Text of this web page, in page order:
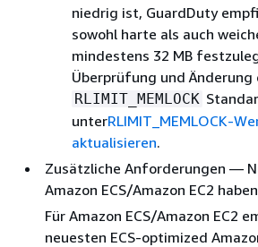
niedrig ist, GuardDuty
sowohl harte als auch
mindestens 32 MB
Überprüfung und Änderung
RLIMIT_MEMLOCK
unterRLIMIT_MEMLOCK-
aktualisieren.
Zusätzliche Anforderungen —
Amazon ECS/Amazon EC2 haben
Für Amazon ECS/Amazon EC2
neuesten ECS-optimized